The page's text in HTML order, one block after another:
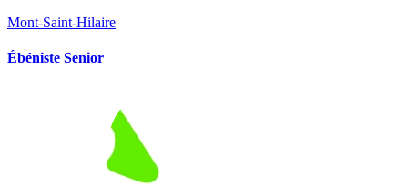
Mont-Saint-Hilaire
Ébéniste Senior